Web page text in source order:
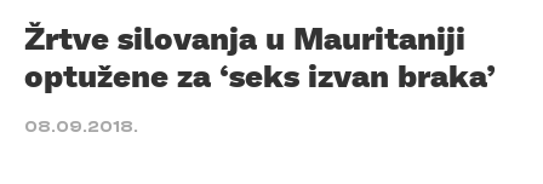
Žrtve silovanja u Mauritaniji
optužene za ‘seks izvan braka’
08.09.2018.